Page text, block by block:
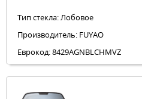
Тип стекла: Лобовое
Производитель: FUYAO
Еврокод: 8429AGNBLCHMVZ